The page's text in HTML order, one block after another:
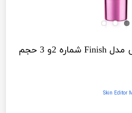
کرم پودر BB تاپ فیس مدل Finish شماره 2و 3 حجم